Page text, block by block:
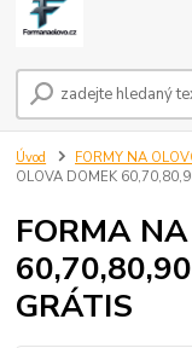
Úvod FORMY NA
OLOVA DOMEK
FORMA
GRÁTIS